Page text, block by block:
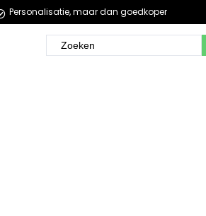
Personalisatie, maar dan goedkoper